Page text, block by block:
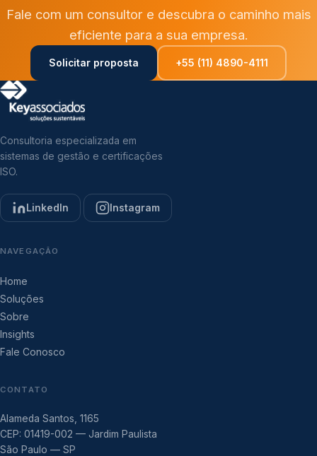
Fale com um consultor e descubra o caminho mais
eficiente para a sua empresa.
Solicitar proposta +55 (11) 4890-4111
Consultoria especializada em
sistemas de gestão e certificações
ISO.
LinkedIn Instagram
NAVEGAÇÃO
Home
Soluções
Sobre
Insights
Fale Conosco
CONTATO
Alameda Santos, 1165
CEP: 01419-002 — Jardim Paulista
São Paulo — SP